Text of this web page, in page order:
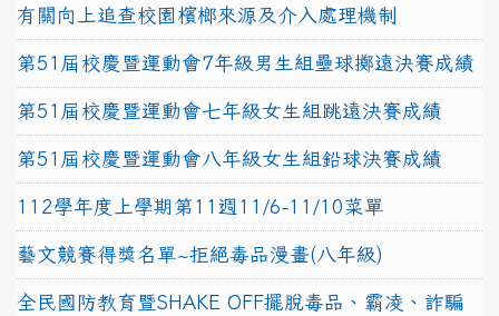
有關向上追查校園檳榔來源及介入處理機制
第51屆校慶暨運動會7年級男生組壘球擲遠決賽成績
第51屆校慶暨運動會七年級女生組跳遠決賽成績
第51屆校慶暨運動會八年級女生組鉛球決賽成績
112學年度上學期第11週11/6-11/10菜單
藝文競賽得獎名單~拒絕毒品漫畫(八年級)
全民國防教育暨SHAKE OFF擺脫毒品、霸凌、詐騙